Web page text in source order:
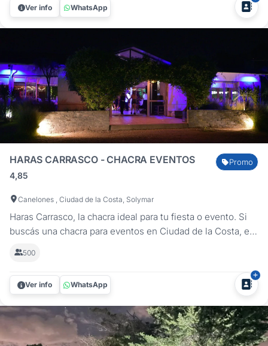
minutos de Montevideo,...
Ver info WhatsApp
HARAS CARRASCO - CHACRA EVENTOS
4,85
Promo
Canelones , Ciudad de la Costa, Solymar
Haras Carrasco, la chacra ideal para tu fiesta o evento. Si
buscás una chacra para eventos en Ciudad de la Costa, en
pocos minutos de Montevideo y cerca del aeropuerto,
ofrecemos un...
500
Ver info WhatsApp